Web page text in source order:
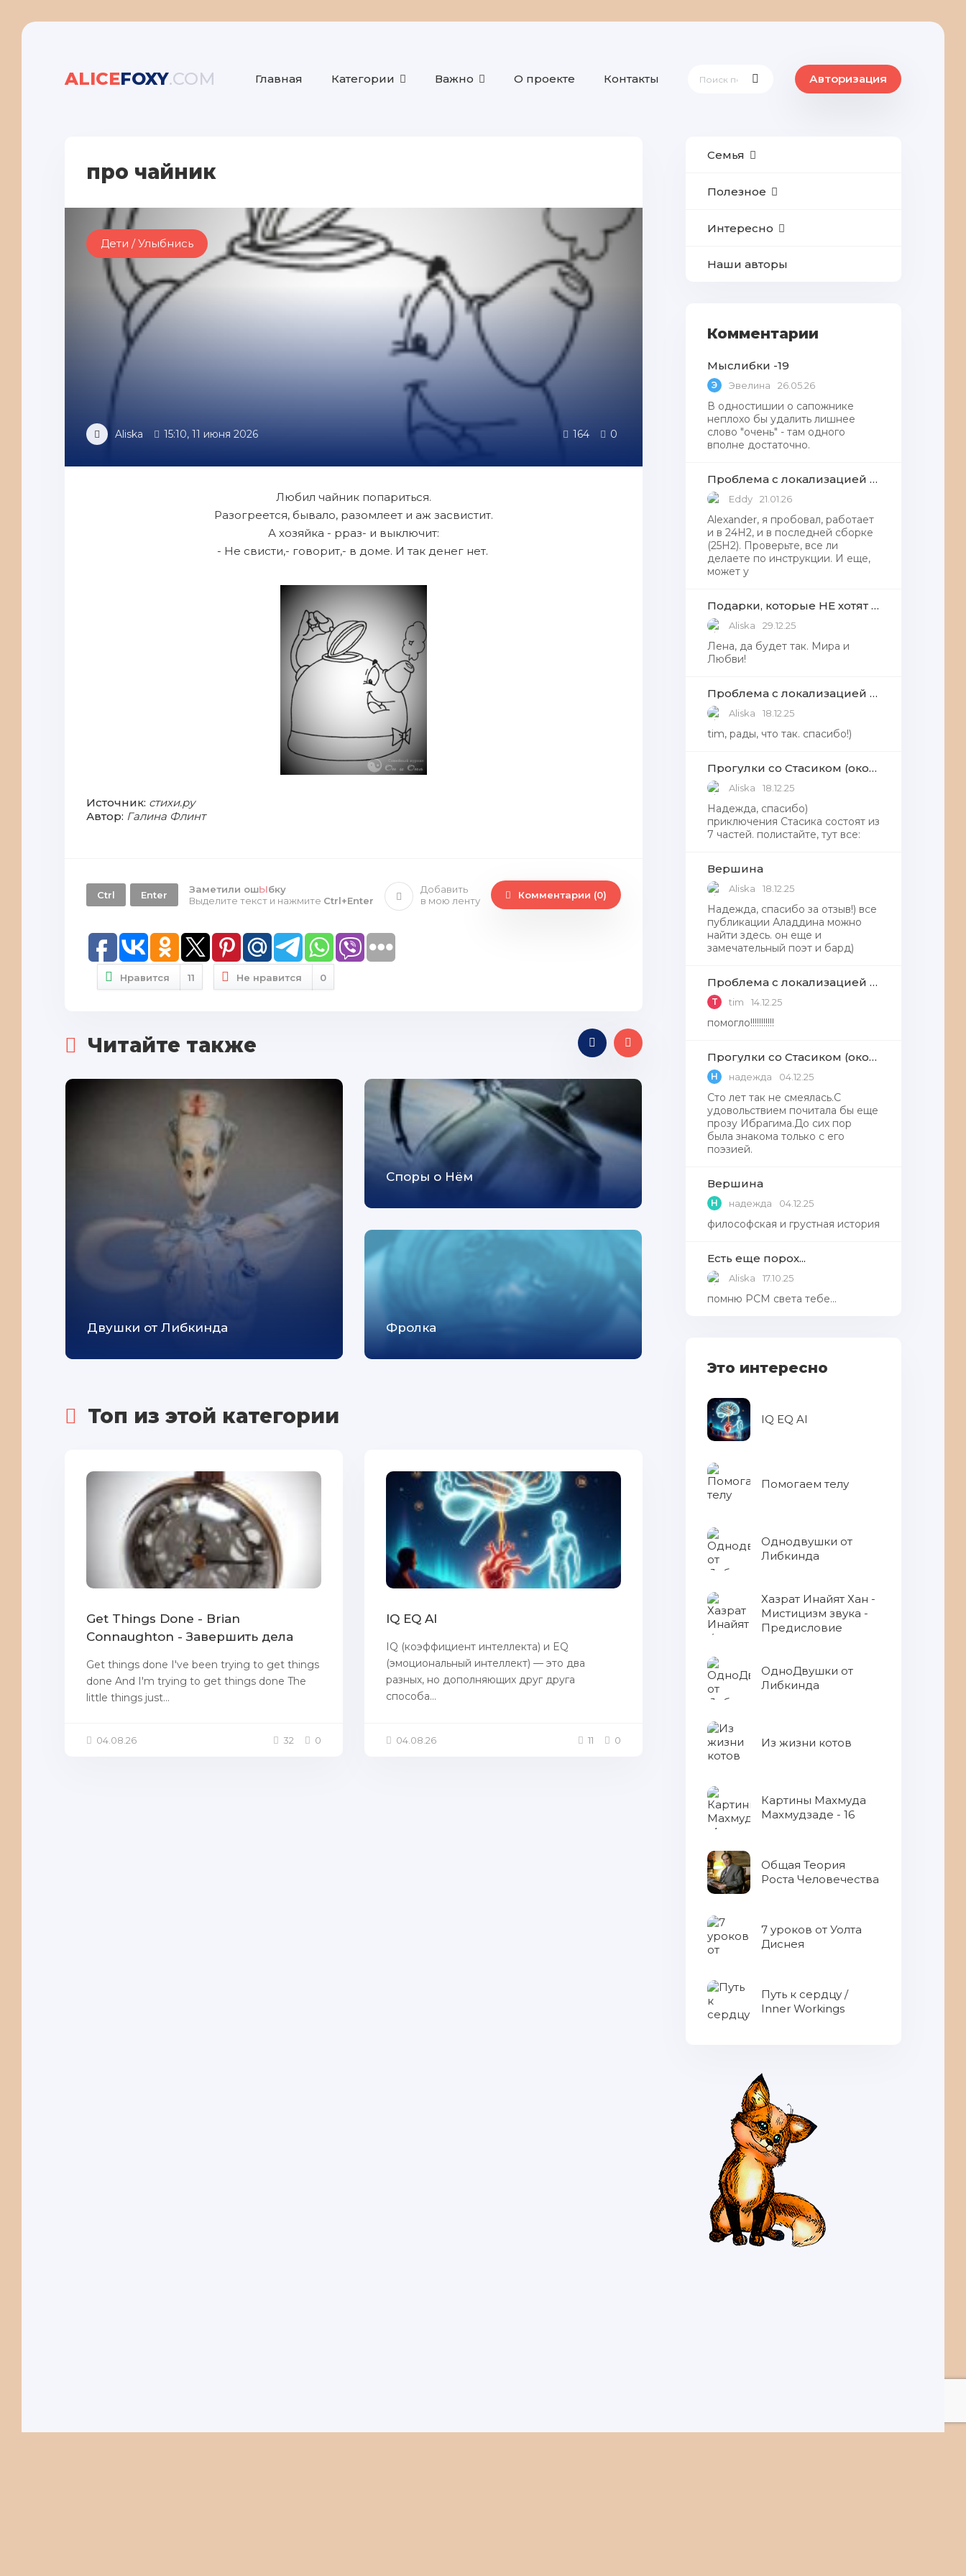
ALICEFOXY.COM Главная Категории Важно О проекте Контакты Авторизация
про чайник
Дети / Улыбнись
Aliska 15:10, 11 июня 2026 164 0
Любил чайник попариться.
Разогреется, бывало, разомлеет и аж засвистит.
А хозяйка - рраз- и выключит:
- Не свисти,- говорит,- в доме. И так денег нет.
Источник: стихи.ру
Автор: Галина Флинт
Ctrl Enter Заметили ошЫбку
Выделите текст и нажмите Ctrl+Enter
Добавить
в мою ленту
Комментарии (0)
Нравится 11 Не нравится 0
Читайте также
Двушки от Либкинда
Споры о Нём
Фролка
Топ из этой категории
Get Things Done - Brian
Connaughton - Завершить дела
Get things done I've been trying to get things
done And I'm trying to get things done The
little things just...
04.08.26 32 0
IQ EQ AI
IQ (коэффициент интеллекта) и EQ
(эмоциональный интеллект) — это два
разных, но дополняющих друг друга
способа...
04.08.26 11 0
Семья
Полезное
Интересно
Наши авторы
Комментарии
Мыслибки -19
Э Эвелина 26.05.26
В одностишии о сапожнике
неплохо бы удалить лишнее
слово "очень" - там одного
вполне достаточно.
Проблема с локализацией языков Windows Defender, Microsoft Store в Windows 11
Eddy 21.01.26
Alexander, я пробовал, работает
и в 24H2, и в последней сборке
(25H2). Проверьте, все ли
делаете по инструкции. И еще,
может у
Подарки, которые НЕ хотят получать от Деда Мороза
Aliska 29.12.25
Лена, да будет так. Мира и
Любви!
Проблема с локализацией языков Windows Defender, Microsoft Store в Windows 11
Aliska 18.12.25
tim, рады, что так. спасибо!)
Прогулки со Стасиком (окончание)
Aliska 18.12.25
Надежда, спасибо)
приключения Стасика состоят из
7 частей. полистайте, тут все:
Вершина
Aliska 18.12.25
Надежда, cпасибо за отзыв!) все
публикации Аладдина можно
найти здесь. он еще и
замечательный поэт и бард)
Проблема с локализацией языков Windows Defender, Microsoft Store в Windows 11
T tim 14.12.25
помогло!!!!!!!!!!!
Прогулки со Стасиком (окончание)
Н надежда 04.12.25
Сто лет так не смеялась.С
удовольствием почитала бы еще
прозу Ибрагима.До сих пор
была знакома только с его
поэзией.
Вершина
Н надежда 04.12.25
философская и грустная история
Есть еще порох...
Aliska 17.10.25
помню РСМ cвета тебе...
Это интересно
IQ EQ AI
Помогаем телу
Однодвушки от
Либкинда
Хазрат Инайят Хан -
Мистицизм звука -
Предисловие
ОдноДвушки от
Либкинда
Из жизни котов
Картины Махмуда
Махмудзаде - 16
Общая Теория
Роста Человечества
7 уроков от Уолта
Диснея
Путь к сердцу /
Inner Workings